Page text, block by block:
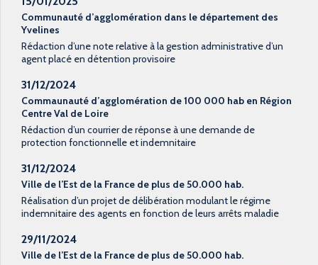
Communauté d’agglomération dans le département des
Yvelines
Rédaction d’une note relative à la gestion administrative d’un
agent placé en détention provisoire
31/12/2024
Commaunauté d’agglomération de 100 000 hab en Région
Centre Val de Loire
Rédaction d’un courrier de réponse à une demande de
protection fonctionnelle et indemnitaire
31/12/2024
Ville de l’Est de la France de plus de 50.000 hab.
Réalisation d’un projet de délibération modulant le régime
indemnitaire des agents en fonction de leurs arrêts maladie
29/11/2024
Ville de l’Est de la France de plus de 50.000 hab.